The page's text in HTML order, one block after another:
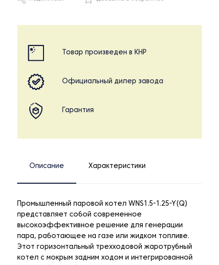
Товар произведен в КНР
Официальный дилер завода
Гарантия
Описание Характеристики
Промышленный паровой котел WNS1.5-1.25-Y(Q)
представляет собой современное
высокоэффективное решение для генерации
пара, работающее на газе или жидком топливе.
Этот горизонтальный трехходовой жаротрубный
котел с мокрым задним ходом и интегрированной